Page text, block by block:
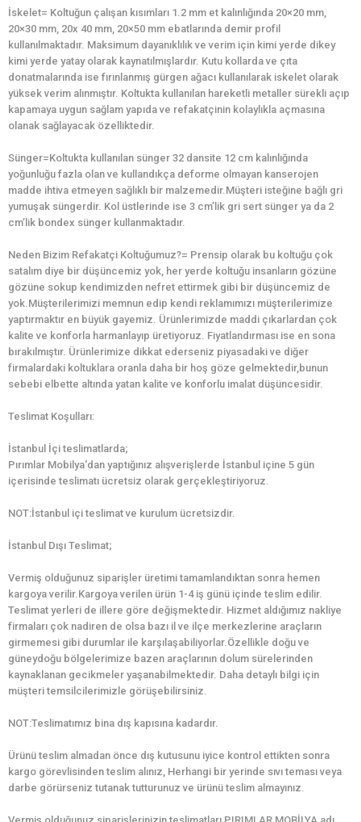
İskelet= Koltuğun çalışan kısımları 1.2 mm et kalınlığında 20×20 mm,
20×30 mm, 20x 40 mm, 20×50 mm ebatlarında demir profil
kullanılmaktadır. Maksimum dayanıklılık ve verim için kimi yerde dikey
kimi yerde yatay olarak kaynatılmışlardır. Kutu kollarda ve çıta
donatmalarında ise fırınlanmış gürgen ağacı kullanılarak iskelet olarak
yüksek verim alınmıştır. Koltukta kullanılan hareketli metaller sürekli açıp
kapamaya uygun sağlam yapıda ve refakatçinin kolaylıkla açmasına
olanak sağlayacak özelliktedir.
Sünger=Koltukta kullanılan sünger 32 dansite 12 cm kalınlığında
yoğunluğu fazla olan ve kullandıkça deforme olmayan kanserojen
madde ihtiva etmeyen sağlıklı bir malzemedir.Müşteri isteğine bağlı gri
yumuşak süngerdir. Kol üstlerinde ise 3 cm’lik gri sert sünger ya da 2
cm’lik bondex sünger kullanmaktadır.
Neden Bizim Refakatçi Koltuğumuz?= Prensip olarak bu koltuğu çok
satalım diye bir düşüncemiz yok, her yerde koltuğu insanların gözüne
gözüne sokup kendimizden nefret ettirmek gibi bir düşüncemiz de
yok.Müşterilerimizi memnun edip kendi reklamımızı müşterilerimize
yaptırmaktır en büyük gayemiz. Ürünlerimizde maddi çıkarlardan çok
kalite ve konforla harmanlayıp üretiyoruz. Fiyatlandırması ise en sona
bırakılmıştır. Ürünlerimize dikkat ederseniz piyasadaki ve diğer
firmalardaki koltuklara oranla daha bir hoş göze gelmektedir,bunun
sebebi elbette altında yatan kalite ve konforlu imalat düşüncesidir.
Teslimat Koşulları:
İstanbul İçi teslimatlarda;
Pırımlar Mobilya‘dan yaptığınız alışverişlerde İstanbul içine 5 gün
içerisinde teslimatı ücretsiz olarak gerçekleştiriyoruz.
NOT:İstanbul içi teslimat ve kurulum ücretsizdir.
İstanbul Dışı Teslimat;
Vermiş olduğunuz siparişler üretimi tamamlandıktan sonra hemen
kargoya verilir.Kargoya verilen ürün 1-4 iş günü içinde teslim edilir.
Teslimat yerleri de illere göre değişmektedir. Hizmet aldığımız nakliye
firmaları çok nadiren de olsa bazı il ve ilçe merkezlerine araçların
girmemesi gibi durumlar ile karşılaşabiliyorlar.Özellikle doğu ve
güneydoğu bölgelerimize bazen araçlarının dolum sürelerinden
kaynaklanan gecikmeler yaşanabilmektedir. Daha detaylı bilgi için
müşteri temsilcilerimizle görüşebilirsiniz.
NOT:Teslimatımız bina dış kapısına kadardır.
Ürünü teslim almadan önce dış kutusunu iyice kontrol ettikten sonra
kargo görevlisinden teslim alınız, Herhangi bir yerinde sıvı teması veya
darbe görürseniz tutanak tutturunuz ve ürünü teslim almayınız.